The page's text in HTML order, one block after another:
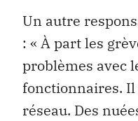
Un autre
: « À part les
problèmes avec
fonctionnaires. Il
réseau. Des